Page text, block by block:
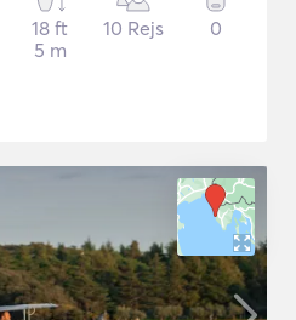
18 ft
5 m
10 Rejs 0